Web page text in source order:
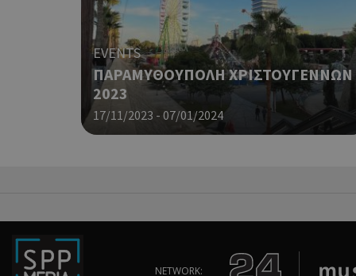
EVENTS
ΠΑΡΑΜΥΘΟΥΠΟΛΗ ΧΡΙΣΤΟΥΓΕΝΝΩΝ
2023
17/11/2023 - 07/01/2024
NETWORK: